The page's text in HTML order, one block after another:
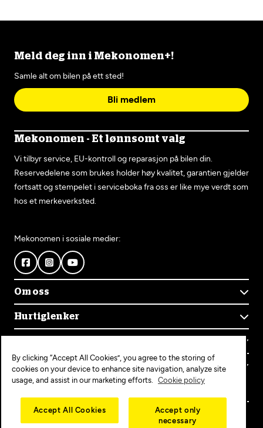
Meld deg inn i Mekonomen+!
Samle alt om bilen på ett sted!
Bli medlem
Mekonomen - Et lønnsomt valg
Vi tilbyr service, EU-kontroll og reparasjon på bilen din.
Reservedelene som brukes holder høy kvalitet, garantien gjelder
fortsatt og stempelet i serviceboka fra oss er like mye verdt som
hos et merkeverksted.
Mekonomen i sosiale medier:
Om oss
Om Mekonomen
Mekonomens historie
Jobb i Mekonomen
Bærekraft
Bli Mekonomen-verksted
Hurtiglenker
Finn verksted
Bestill time
Opprett konto
Kundeservice
Ofte stilte spørsmål
Mekonomen+
Personvern
Populære tjenester
Bilservice
EU-kontroll
Diagnose/Feilsøking
Copyright © 2025 MEKO Norway AS
Personvernerklæring
By clicking “Accept All Cookies”, you agree to the storing of
cookies on your device to enhance site navigation, analyze site
usage, and assist in our marketing efforts.
Cookie policy
Accept All Cookies
Accept only
necessary